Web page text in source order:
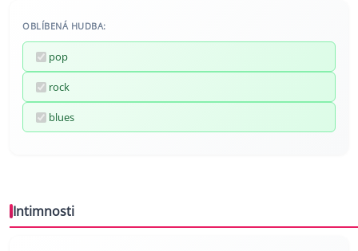
OBLÍBENÁ HUDBA:
pop
rock
blues
Intimnosti